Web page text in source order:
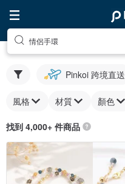
情侶手環
Pinkoi 跨境直送
風格 材質 顏色
找到 4,000+ 件商品